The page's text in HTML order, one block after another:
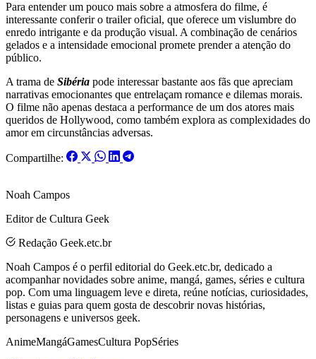
Para entender um pouco mais sobre a atmosfera do filme, é
interessante conferir o trailer oficial, que oferece um vislumbre do
enredo intrigante e da produção visual. A combinação de cenários
gelados e a intensidade emocional promete prender a atenção do
público.
A trama de Sibéria pode interessar bastante aos fãs que apreciam
narrativas emocionantes que entrelaçam romance e dilemas morais.
O filme não apenas destaca a performance de um dos atores mais
queridos de Hollywood, como também explora as complexidades do
amor em circunstâncias adversas.
Compartilhe:
Noah Campos
Editor de Cultura Geek
Redação Geek.etc.br
Noah Campos é o perfil editorial do Geek.etc.br, dedicado a
acompanhar novidades sobre anime, mangá, games, séries e cultura
pop. Com uma linguagem leve e direta, reúne notícias, curiosidades,
listas e guias para quem gosta de descobrir novas histórias,
personagens e universos geek.
AnimeMangáGamesCultura PopSéries